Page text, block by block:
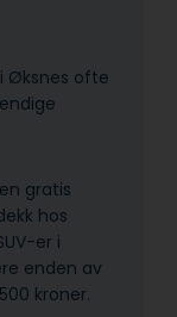
Øksnes ofte
gratis
hos
er i
enden av
kroner.